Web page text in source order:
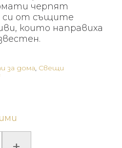
черпят
си от същите
които направиха
за дома, Свещи